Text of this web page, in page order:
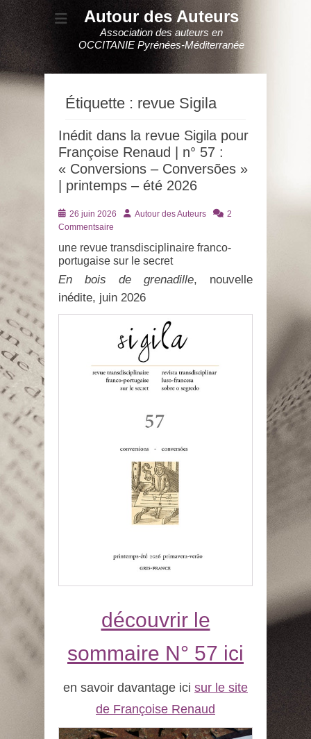
Autour des Auteurs
Association des auteurs en
OCCITANIE Pyrénées-Méditerranée
Étiquette : revue Sigila
Inédit dans la revue Sigila pour
Françoise Renaud | n° 57 :
« Conversions – Conversões »
| printemps – été 2026
Posté
le
26 juin 2026 AuteurAutour des Auteurs
2
Commentsaire
une revue transdisciplinaire franco-
portugaise sur le secret
En bois de grenadille, nouvelle
inédite, juin 2026
découvrir le
sommaire N° 57 ici
en savoir davantage ici sur le site
de Françoise Renaud